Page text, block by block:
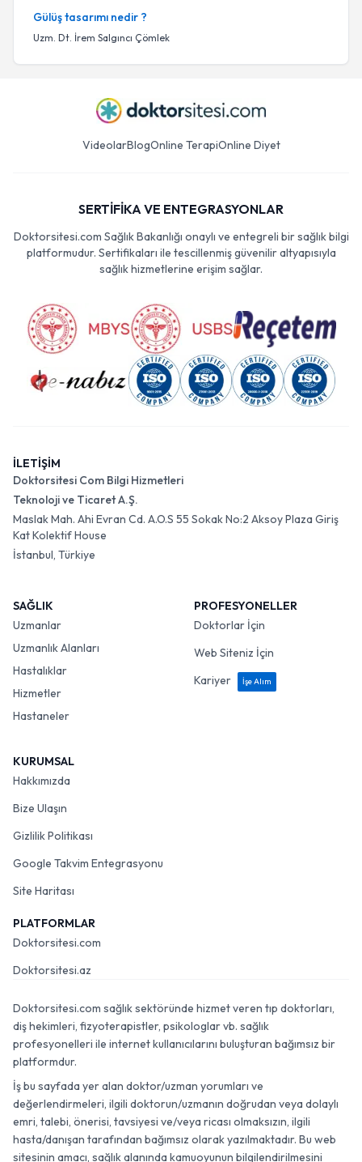
Gülüş tasarımı nedir ?
Uzm. Dt. İrem Salgıncı Çömlek
VideolarBlogOnline TerapiOnline Diyet
SERTİFİKA VE ENTEGRASYONLAR
Doktorsitesi.com Sağlık Bakanlığı onaylı ve entegreli bir sağlık bilgi
platformudur. Sertifikaları ile tescillenmiş güvenilir altyapısıyla
sağlık hizmetlerine erişim sağlar.
İLETİŞİM
Doktorsitesi Com Bilgi Hizmetleri
Teknoloji ve Ticaret A.Ş.
Maslak Mah. Ahi Evran Cd. A.O.S 55 Sokak No:2 Aksoy Plaza Giriş
Kat Kolektif House
İstanbul, Türkiye
SAĞLIK
Uzmanlar
Uzmanlık Alanları
Hastalıklar
Hizmetler
Hastaneler
PROFESYONELLER
Doktorlar İçin
Web Siteniz İçin
Kariyer
İşe Alım
KURUMSAL
Hakkımızda
Bize Ulaşın
Gizlilik Politikası
Google Takvim Entegrasyonu
Site Haritası
PLATFORMLAR
Doktorsitesi.com
Doktorsitesi.az
Doktorsitesi.com sağlık sektöründe hizmet veren tıp doktorları,
diş hekimleri, fizyoterapistler, psikologlar vb. sağlık
profesyonelleri ile internet kullanıcılarını buluşturan bağımsız bir
platformdur.
İş bu sayfada yer alan doktor/uzman yorumları ve
değerlendirmeleri, ilgili doktorun/uzmanın doğrudan veya dolaylı
emri, talebi, önerisi, tavsiyesi ve/veya ricası olmaksızın, ilgili
hasta/danışan tarafından bağımsız olarak yazılmaktadır. Bu web
sitesinin amacı, sağlık alanında kamuoyunun bilgilendirilmesini